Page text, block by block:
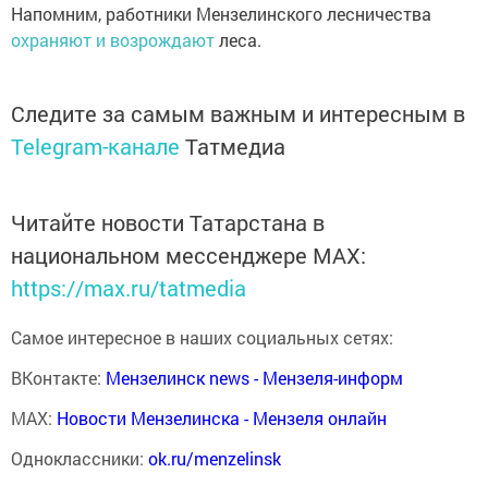
Напомним, работники Мензелинского лесничества
охраняют и возрождаютлеса.
Следите за самым важным и интересным в
Telegram-канале Татмедиа
Читайте новости Татарстана в
национальном мессенджере MАХ:
https://max.ru/tatmedia
Самое интересное в наших социальных сетях:
ВКонтакте: Мензелинск news - Мензеля-информ
MAX: Новости Мензелинска - Мензеля онлайн
Одноклассники: ok.ru/menzelinsk